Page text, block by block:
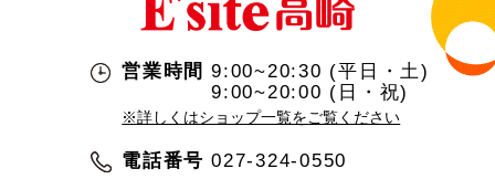
営業時間 9:00~20:30 (平日・土)
9:00~20:00 (日・祝)
※詳しくはショップ一覧をご覧ください
電話番号 027-324-0550